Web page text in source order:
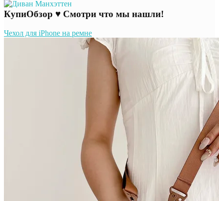
КупиОбзор ♥ Смотри что мы нашли!
Чехол для iPhone на ремне